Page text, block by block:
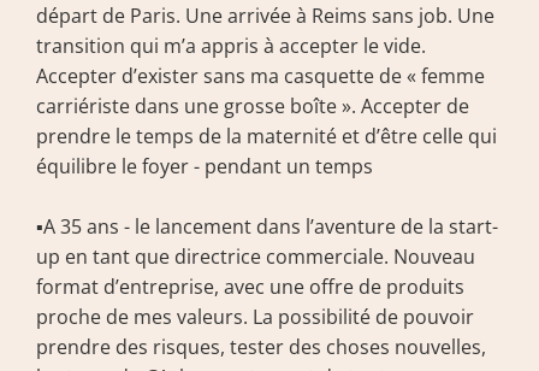
départ de Paris. Une arrivée à Reims sans job. Une
transition qui m’a appris à accepter le vide.
Accepter d’exister sans ma casquette de « femme
carriériste dans une grosse boîte ». Accepter de
prendre le temps de la maternité et d’être celle qui
équilibre le foyer - pendant un temps
▪️A 35 ans - le lancement dans l’aventure de la start-
up en tant que directrice commerciale. Nouveau
format d’entreprise, avec une offre de produits
proche de mes valeurs. La possibilité de pouvoir
prendre des risques, tester des choses nouvelles,